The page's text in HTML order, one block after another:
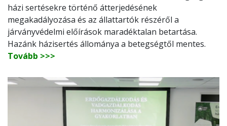
házi sertésekre történő átterjedésének
megakadályozása és az állattartók részéről a
járványvédelmi előírások maradéktalan betartása.
Hazánk házisertés állománya a betegségtől mentes.
Tovább >>>